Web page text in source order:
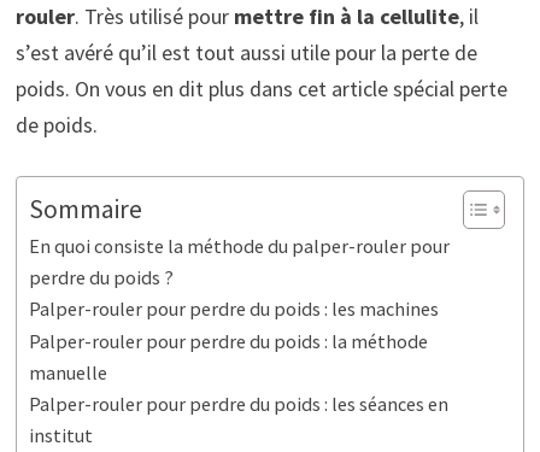
rouler. Très utilisé pour mettre fin à la cellulite, il
s’est avéré qu’il est tout aussi utile pour la perte de
poids. On vous en dit plus dans cet article spécial perte
de poids.
Sommaire
En quoi consiste la méthode du palper-rouler pour
perdre du poids ?
Palper-rouler pour perdre du poids : les machines
Palper-rouler pour perdre du poids : la méthode
manuelle
Palper-rouler pour perdre du poids : les séances en
institut